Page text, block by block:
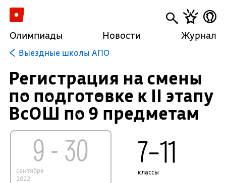
Олимпиады Новости Журнал
Выездные школы АПО
Регистрация на смены
по подготовке к II этапу
ВсОШ по 9 предметам
9 - 30
сентября
2022
7–11
классы